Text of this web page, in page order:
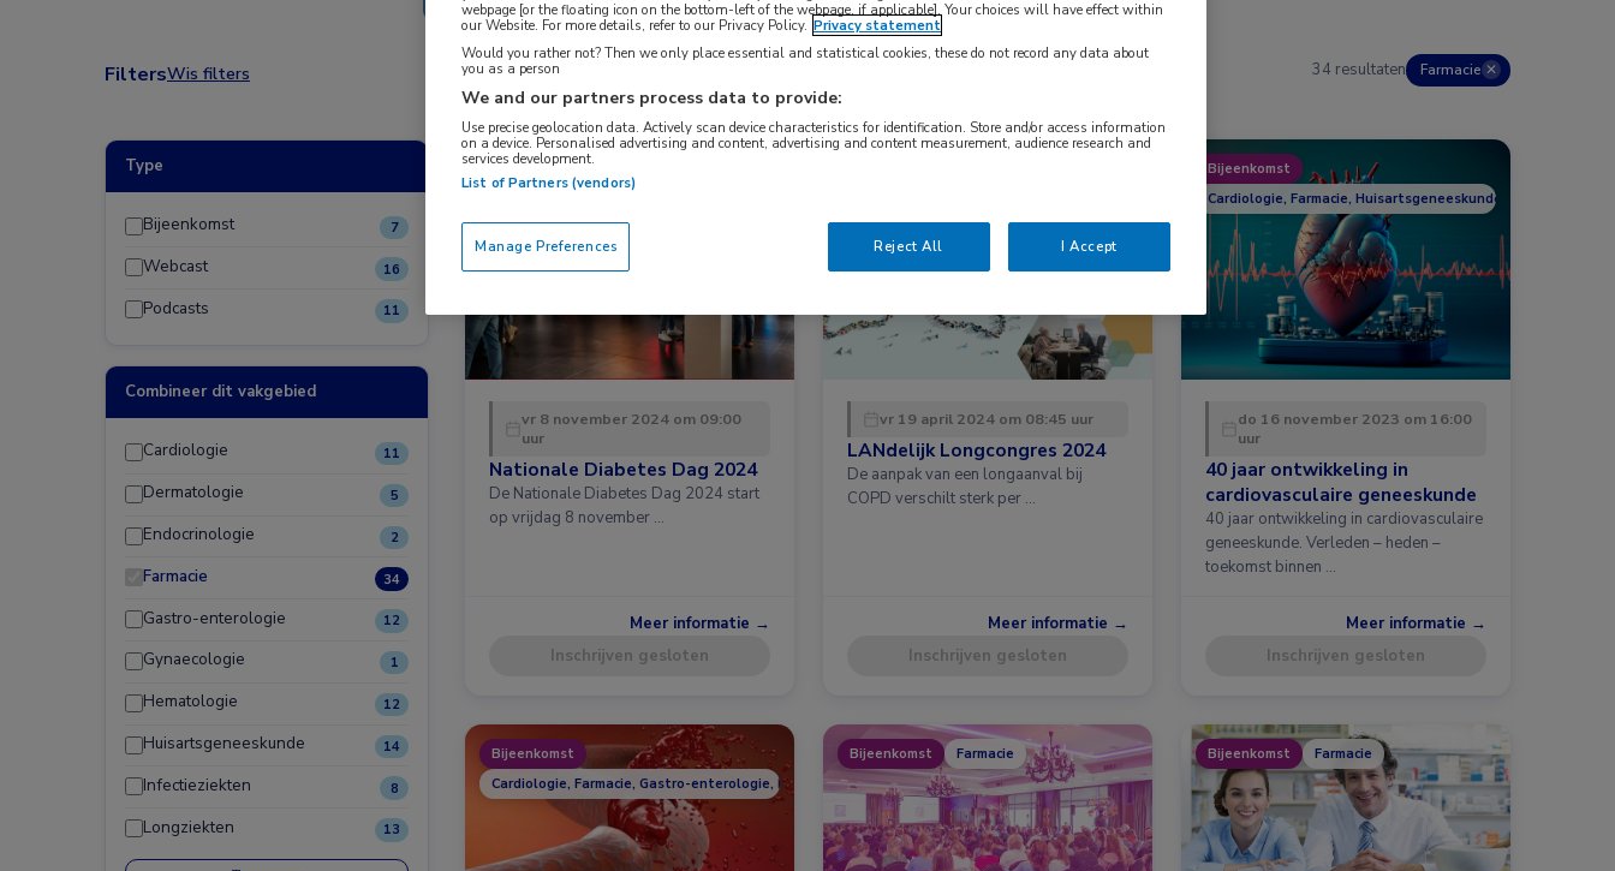
FiltersWis filters 34 resultaten Farmacie ✕
Type
Bijeenkomst 7
Webcast 16
Podcasts 11
Combineer dit vakgebied
Cardiologie 11
Dermatologie 5
Endocrinologie 2
Farmacie 34
Gastro-enterologie 12
Gynaecologie 1
Hematologie 12
Huisartsgeneeskunde 14
Infectieziekten 8
Longziekten 13
Bijeenkomst
vr 8 november 2024 om 09:00
uur
Nationale Diabetes Dag 2024
De Nationale Diabetes Dag 2024 start
op vrijdag 8 november …
Meer informatie →
Inschrijven gesloten
vr 19 april 2024 om 08:45 uur
LANdelijk Longcongres 2024
De aanpak van een longaanval bij
COPD verschilt sterk per …
Meer informatie →
Inschrijven gesloten
Bijeenkomst
Cardiologie, Farmacie, Huisartsgeneeskunde
do 16 november 2023 om 16:00
uur
40 jaar ontwikkeling in
cardiovasculaire geneeskunde
40 jaar ontwikkeling in cardiovasculaire
geneeskunde. Verleden – heden –
toekomst binnen …
Meer informatie →
Inschrijven gesloten
Bijeenkomst
Cardiologie, Farmacie, Gastro-enterologie, Hematologie, Huisartsgeneeskunde, Longziekten, Neurologie
Bijeenkomst Farmacie Bijeenkomst Farmacie
webpage [or the floating icon on the bottom-left of the webpage, if applicable]. Your choices will have effect within
our Website. For more details, refer to our Privacy Policy. Privacy statement
Would you rather not? Then we only place essential and statistical cookies, these do not record any data about
you as a person
We and our partners process data to provide:
Use precise geolocation data. Actively scan device characteristics for identification. Store and/or access information
on a device. Personalised advertising and content, advertising and content measurement, audience research and
services development.
List of Partners (vendors)
Reject All I Accept
Manage Preferences